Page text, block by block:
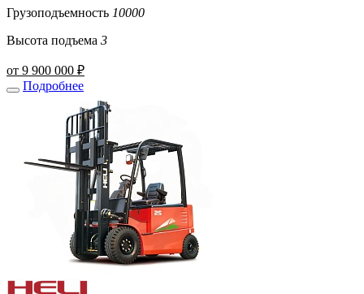
Грузоподъемность 10000
Высота подъема 3
от 9 900 000 ₽
Подробнее